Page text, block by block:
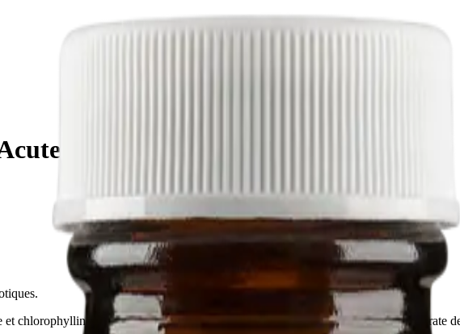
Care
et chlorophylline cuprosodique), acide stéarique (végétal), dioxyde de silicium, stéarate